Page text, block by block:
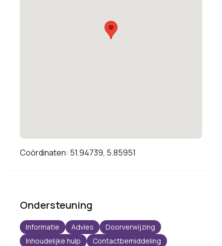
Coördinaten: 51.94739, 5.85951
Ondersteuning
Informatie Advies
Doorverwijzing
Inhoudelijke hulp
Contactbemiddeling